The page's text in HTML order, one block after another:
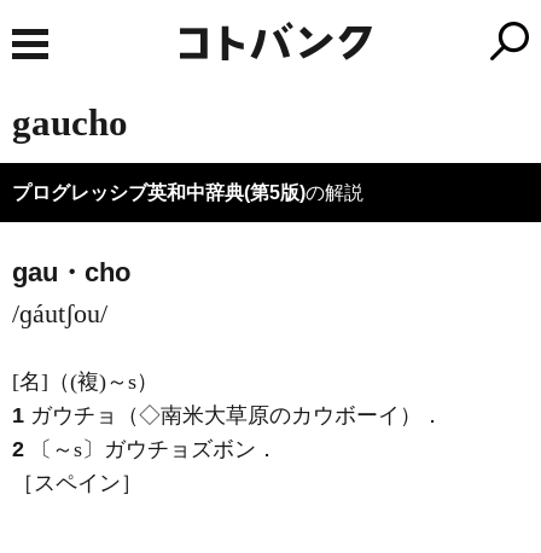
gaucho
プログレッシブ英和中辞典(第5版)の解説
gau・cho
/ɡáutʃou/
[名] （(複)～s）
1 ガウチョ（◇南米大草原のカウボーイ）
．
2 〔～s〕ガウチョズボン ．
［スペイン］